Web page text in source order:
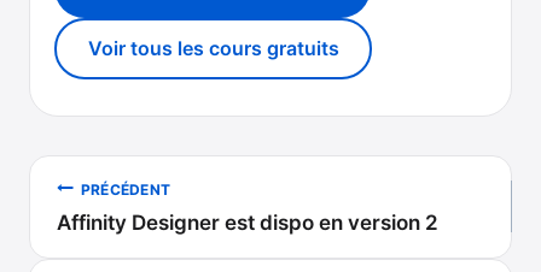
Voir tous les cours gratuits
Navigation
de
PRÉCÉDENT
Affinity Designer est dispo en version 2